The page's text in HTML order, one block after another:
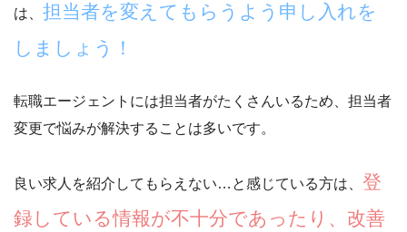
は、 担当者を変えてもらうよう申し入れを
しましょう！
転職エージェントには担当者がたくさんいるため、担当者
変更で悩みが解決することは多いです。
良い求人を紹介してもらえない…と感じている方は、 登
録している情報が不十分であったり、改善